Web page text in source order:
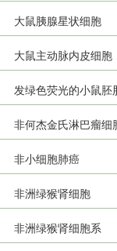
大鼠胰腺星状细胞
大鼠主动脉内皮细胞
发绿色荧光的小鼠胚
非何杰金氏淋巴瘤细
非小细胞肺癌
非洲绿猴肾细胞
非洲绿猴肾细胞系